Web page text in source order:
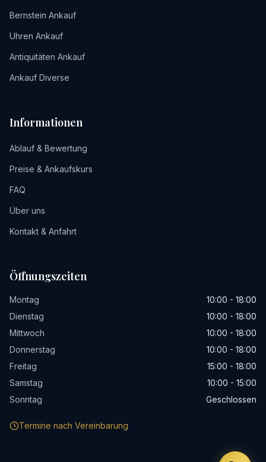
Bernstein Ankauf
Uhren Ankauf
Antiquitäten Ankauf
Ankauf Diverse
Informationen
Ablauf & Bewertung
Preise & Ankaufskurs
FAQ
Über uns
Kontakt & Anfahrt
Öffnungszeiten
Montag
10:00 - 18:00
Dienstag
10:00 - 18:00
Mittwoch
10:00 - 18:00
Donnerstag
10:00 - 18:00
Freitag
15:00 - 18:00
Samstag
10:00 - 15:00
Sonntag
Geschlossen
Termine nach Vereinbarung